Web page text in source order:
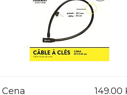
Cena 149.00